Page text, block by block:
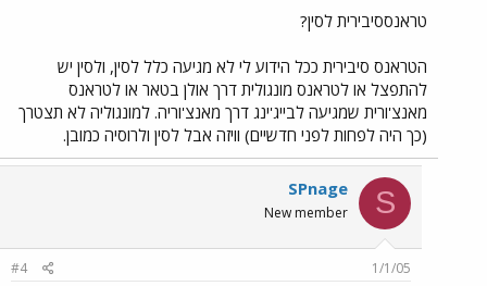
טראנססיבירית לסין?
הטראנס סיבירית ככל הידוע לי לא מגיעה כלל לסין, ולסין יש
להתפצל או לטראנס מונגולית דרך אולן בטאר או לטראנס
מאנצ'ורית שמגיעה לבייג'ינג דרך מאנצ'וריה. למונגוליה לא תצטרך
(כך היה לפחות לפני חדשיים) וויזה אבל לסין ולרוסיה כמובן.
S
SPnage
New member
1/1/05
#4